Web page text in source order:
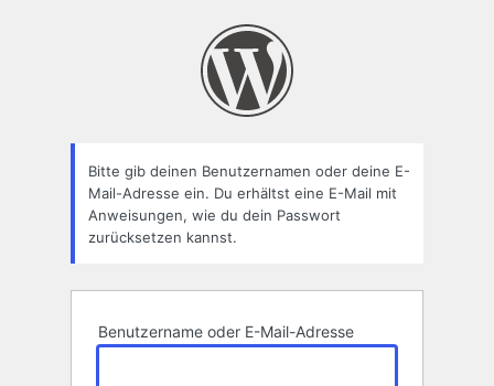
Bitte gib deinen Benutzernamen oder deine E-
Mail-Adresse ein. Du erhältst eine E-Mail mit
Anweisungen, wie du dein Passwort
zurücksetzen kannst.
Benutzername oder E-Mail-Adresse